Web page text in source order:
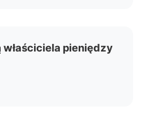
pieniędzy